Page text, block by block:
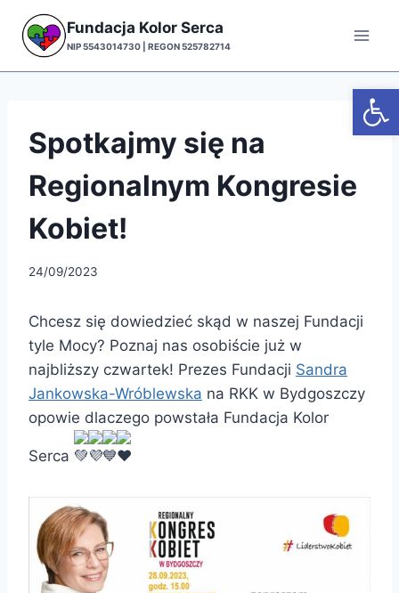
Przejdź
treści
Fundacja Kolor Serca
NIP 5543014730 | REGON 525782714
Spotkajmy się na
Regionalnym Kongresie
Kobiet!
24/09/2023
Chcesz się dowiedzieć skąd w naszej Fundacji
tyle Mocy? Poznaj nas osobiście już w
najbliższy czwartek! Prezes Fundacji Sandra
Jankowska-Wróblewska na RKK w Bydgoszczy
opowie dlaczego powstała Fundacja Kolor
Serca